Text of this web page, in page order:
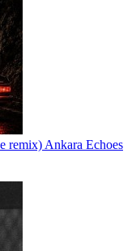
remix) Ankara Echoes